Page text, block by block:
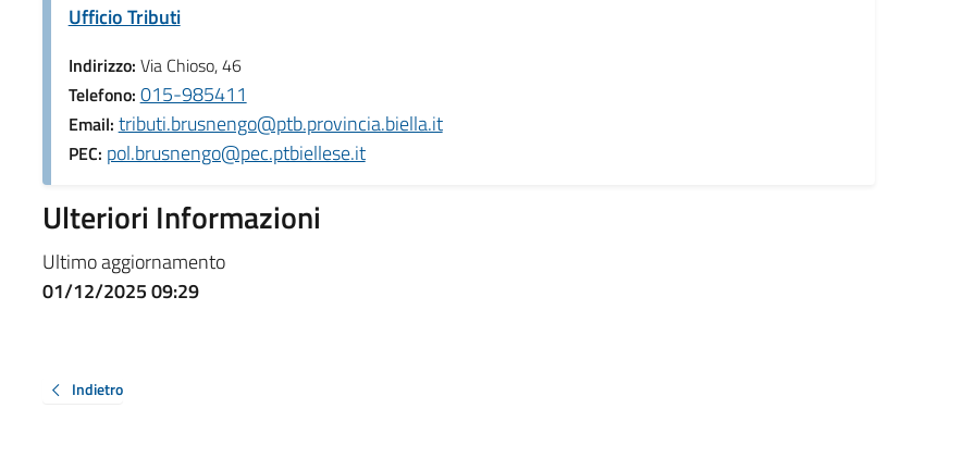
Ufficio Tributi
Indirizzo: Via Chioso, 46
Telefono: 015-985411
Email: tributi.brusnengo@ptb.provincia.biella.it
PEC: pol.brusnengo@pec.ptbiellese.it
Ulteriori Informazioni
Ultimo aggiornamento
01/12/2025 09:29
Indietro